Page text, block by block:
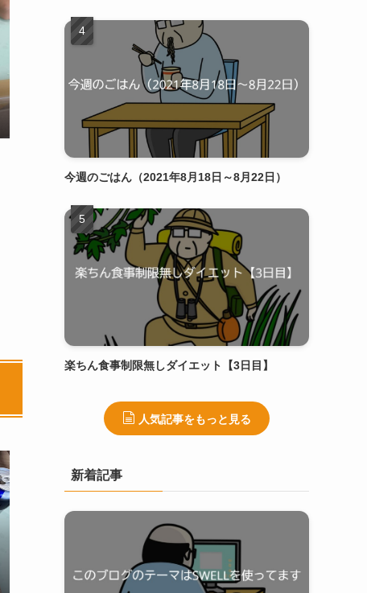
今週のごはん（2021年8月18日～8月22日）
楽ちん食事制限無しダイエット【3日目】
人気記事をもっと見る
新着記事